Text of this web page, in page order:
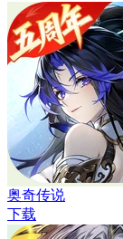
奥奇传说
下载